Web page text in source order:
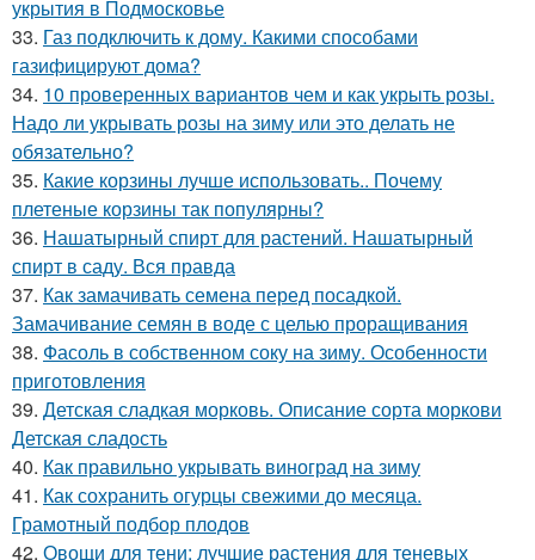
укрытия в Подмосковье
33. Газ подключить к дому. Какими способами
газифицируют дома?
34. 10 проверенных вариантов чем и как укрыть розы.
Надо ли укрывать розы на зиму или это делать не
обязательно?
35. Какие корзины лучше использовать.. Почему
плетеные корзины так популярны?
36. Нашатырный спирт для растений. Нашатырный
спирт в саду. Вся правда
37. Как замачивать семена перед посадкой.
Замачивание семян в воде с целью проращивания
38. Фасоль в собственном соку на зиму. Особенности
приготовления
39. Детская сладкая морковь. Описание сорта моркови
Детская сладость
40. Как правильно укрывать виноград на зиму
41. Как сохранить огурцы свежими до месяца.
Грамотный подбор плодов
42. Овощи для тени: лучшие растения для теневых